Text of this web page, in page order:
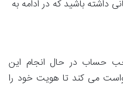
داشته باشید که در ادامه به
حساب در حال انجام این
می کند تا هویت خود را